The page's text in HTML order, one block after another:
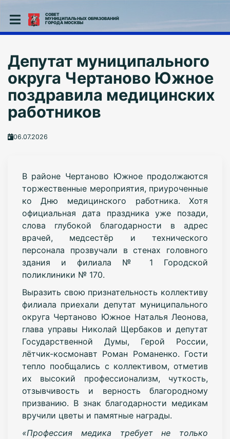
СОВЕТ
МУНИЦИПАЛЬНЫХ ОБРАЗОВАНИЙ
ГОРОДА МОСКВЫ
Депутат муниципального
округа Чертаново Южное
поздравила медицинских
работников
06.07.2026
В районе Чертаново Южное продолжаются
торжественные мероприятия, приуроченные
ко Дню медицинского работника. Хотя
официальная дата праздника уже позади,
слова глубокой благодарности в адрес
врачей, медсестёр и технического
персонала прозвучали в стенах головного
здания и филиала № 1 Городской
поликлиники № 170.
Выразить свою признательность коллективу
филиала приехали депутат муниципального
округа Чертаново Южное Наталья Леонова,
глава управы Николай Щербаков и депутат
Государственной Думы, Герой России,
лётчик-космонавт Роман Романенко. Гости
тепло пообщались с коллективом, отметив
их высокий профессионализм, чуткость,
отзывчивость и верность благородному
призванию. В знак благодарности медикам
вручили цветы и памятные награды.
«Профессия медика требует не только